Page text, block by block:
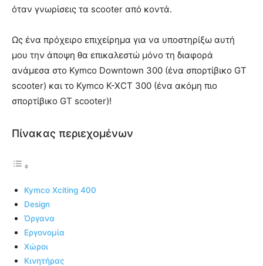
όταν γνωρίσεις τα scooter από κοντά.
Ως ένα πρόχειρο επιχείρημα για να υποστηρίξω αυτή
μου την άποψη θα επικαλεστώ μόνο τη διαφορά
ανάμεσα στο Kymco Downtown 300 (ένα σπορτίβικο GT
scooter) και το Kymco K-XCT 300 (ένα ακόμη πιο
σπορτίβικο GT scooter)!
Πίνακας περιεχομένων
Kymco Xciting 400
Design
Όργανα
Εργονομία
Χώροι
Κινητήρας